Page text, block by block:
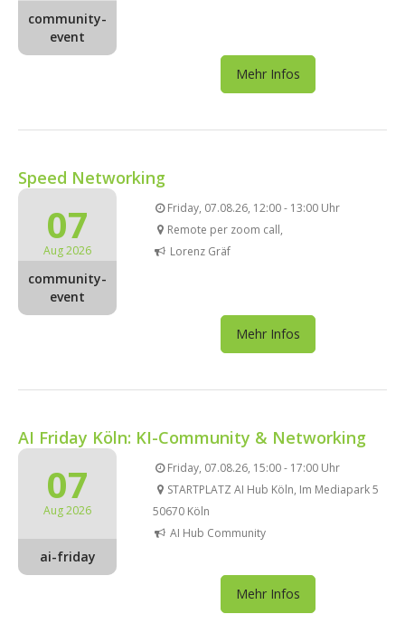
community-
event
Mehr Infos
Speed Networking
07
Aug 2026
community-
event
Friday, 07.08.26, 12:00 - 13:00 Uhr
Remote per zoom call,
Lorenz Gräf
Mehr Infos
AI Friday Köln: KI-Community & Networking
07
Aug 2026
ai-friday
Friday, 07.08.26, 15:00 - 17:00 Uhr
STARTPLATZ AI Hub Köln, Im Mediapark 5
50670 Köln
AI Hub Community
Mehr Infos